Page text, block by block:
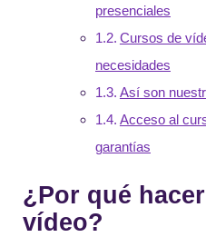
presenciales
Cursos de
necesidades
Así son
Acceso al
garantías
¿Por qué
vídeo?